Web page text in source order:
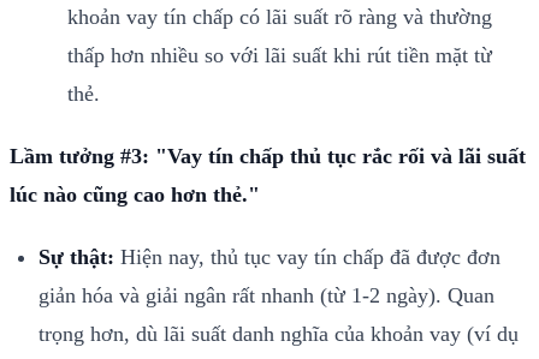
khoản vay tín chấp có lãi suất rõ ràng và thường
thấp hơn nhiều so với lãi suất khi rút tiền mặt từ
thẻ.
Lầm tưởng #3: "Vay tín chấp thủ tục rắc rối và lãi suất
lúc nào cũng cao hơn thẻ."
Sự thật: Hiện nay, thủ tục vay tín chấp đã được đơn
giản hóa và giải ngân rất nhanh (từ 1-2 ngày). Quan
trọng hơn, dù lãi suất danh nghĩa của khoản vay (ví dụ